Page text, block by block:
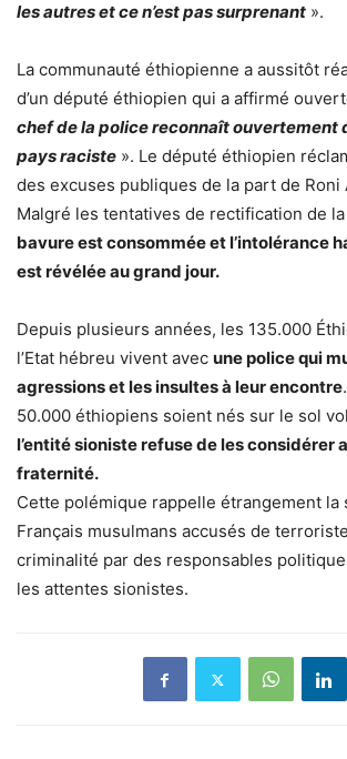
les autres et ce n’est pas surprenant ».
La communauté éthiopienne a aussitôt
d’un député éthiopien qui a affirmé
chef de la police reconnaît ouvertement
pays raciste ». Le député éthiopien
des excuses publiques de la part de Roni
Malgré les tentatives de rectification de
bavure est consommée et l’intolérance
est révélée au grand jour.
Depuis plusieurs années, les 135.000
l’Etat hébreu vivent avec une police qui
agressions et les insultes à leur encontre
50.000 éthiopiens soient nés sur le sol
l’entité sioniste refuse de les considérer
fraternité.
Cette polémique rappelle étrangement la
Français musulmans accusés de
criminalité par des responsables
les attentes sionistes.